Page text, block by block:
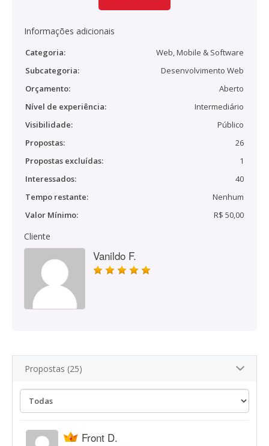
Informações adicionais
Categoria:
Web, Mobile & Software
Subcategoria:
Desenvolvimento Web
Orçamento:
Aberto
Nível de experiência:
Intermediário
Visibilidade:
Público
Propostas:
26
Propostas excluídas:
1
Interessados:
40
Tempo restante:
Nenhum
Valor Mínimo:
R$ 50,00
Cliente
Vanildo F.
Propostas (25)
Front D.